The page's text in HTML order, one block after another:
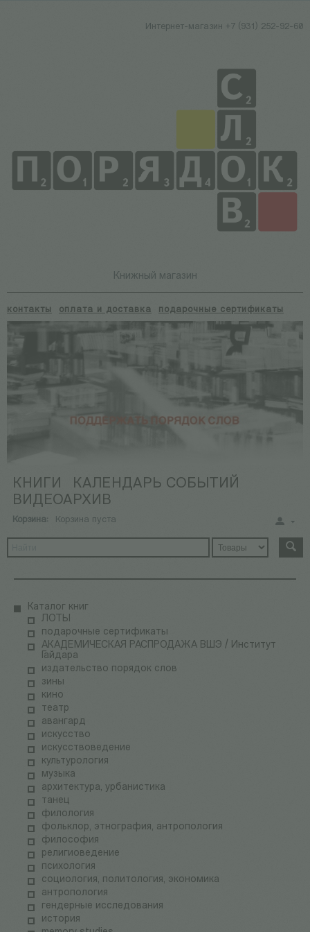
Интернет-магазин +7 (931) 252-92-60
Книжный магазин
контакты оплата и доставка подарочные сертификаты
КНИГИ
КАЛЕНДАРЬ СОБЫТИЙ
ВИДЕОАРХИВ
Корзина: Корзина пуста
Каталог книг
ЛОТЫ
подарочные сертификаты
АКАДЕМИЧЕСКАЯ РАСПРОДАЖА ВШЭ / Институт
Гайдара
издательство порядок слов
зины
кино
театр
авангард
искусство
искусствоведение
культурология
музыка
архитектура, урбанистика
танец
филология
фольклор, этнография, антропология
философия
религиоведение
психология
социология, политология, экономика
антропология
гендерные исследования
история